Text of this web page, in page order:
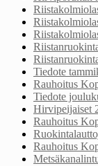
Tiedote
Rauhoitus
Tiedote
Hirvipeijaiset
Rauhoitus
Rauhoitus